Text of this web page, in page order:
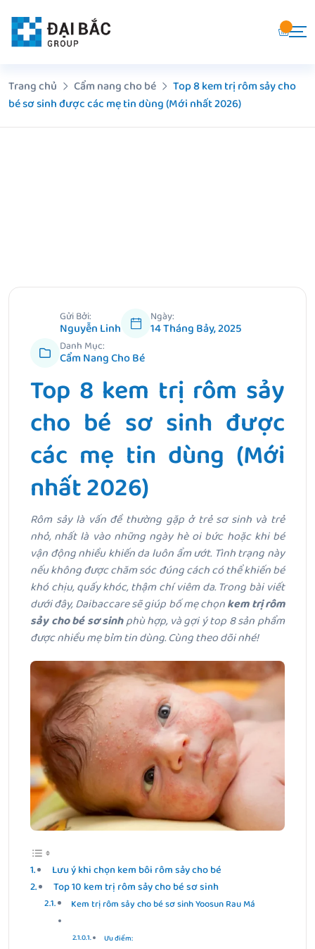
đến
nội
Trang chủ
Cẩm nang cho bé
Top 8 kem trị rôm sảy cho
bé sơ sinh được các mẹ tin dùng (Mới nhất 2026)
Gửi Bởi:
Nguyễn Linh
Ngày:
14 Tháng Bảy, 2025
Danh Mục:
Cẩm Nang Cho Bé
Top 8 kem trị rôm sảy
cho bé sơ sinh được
các mẹ tin dùng (Mới
nhất 2026)
Rôm sảy là vấn đề thường gặp ở trẻ sơ sinh và trẻ
nhỏ, nhất là vào những ngày hè oi bức hoặc khi bé
vận động nhiều khiến da luôn ẩm ướt. Tình trạng này
nếu không được chăm sóc đúng cách có thể khiến bé
khó chịu, quấy khóc, thậm chí viêm da. Trong bài viết
dưới đây, Daibaccare sẽ giúp bố mẹ chọnkem trị rôm
sảy cho bé sơ sinhphù hợp, và gợi ý top 8 sản phẩm
được nhiều mẹ bỉm tin dùng. Cùng theo dõi nhé!
Lưu ý khi chọn kem bôi rôm sảy cho bé
Top 10 kem trị rôm sảy cho bé sơ sinh
Kem trị rôm sảy cho bé sơ sinh Yoosun Rau Má
Ưu điểm: